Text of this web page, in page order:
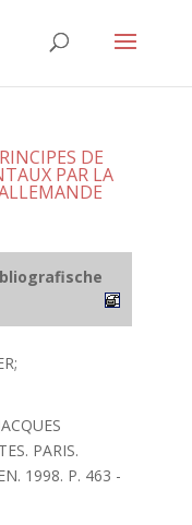
DE
PAR LA
PARIS.
1998. P. 463 -